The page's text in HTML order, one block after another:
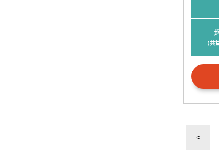
（共
<